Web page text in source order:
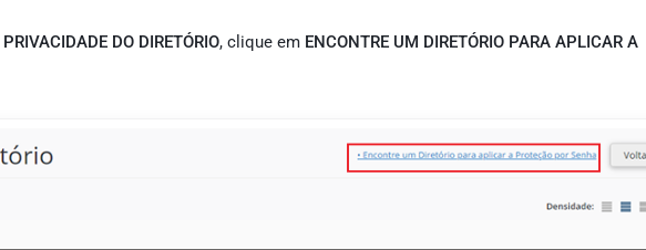
PRIVACIDADE DO DIRETÓRIO, clique em ENCONTRE UM DIRETÓRIO PARA APLICAR A